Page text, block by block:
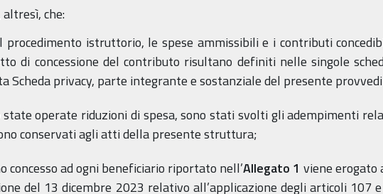
che:
procedimento istruttorio, le spese ammissibili e i contributi
di concessione del contributo risultano definiti nelle singole
Scheda privacy, parte integrante e sostanziale del presente
state operate riduzioni di spesa, sono stati svolti gli adempimenti
conservati agli atti della presente struttura;
concesso ad ogni beneficiario riportato nell’Allegato 1 viene erogato
del 13 dicembre 2023 relativo all’applicazione degli articoli